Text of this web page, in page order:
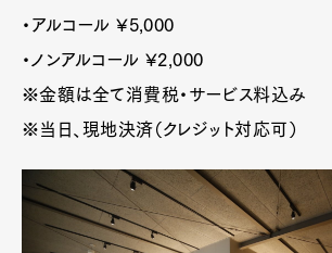
・アルコール ¥5,000
・ノンアルコール ¥2,000
※金額は全て消費税・サービス料込み
※当日、現地決済（クレジット対応可）